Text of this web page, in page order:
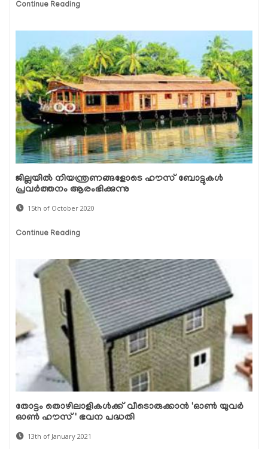
Continue Reading
ജില്ലയില്‍ നിയന്ത്രണങ്ങളോടെ ഹൗസ് ബോട്ടുകള്‍
പ്രവര്‍ത്തനം ആരംഭിക്കുന്നു
15th of October 2020
Continue Reading
തോട്ടം തൊഴിലാളികള്‍ക്ക് വീടൊരുക്കാന്‍ 'ഓണ്‍ യുവര്‍
ഓണ്‍ ഹൗസ്' ഭവന പദ്ധതി
13th of January 2021